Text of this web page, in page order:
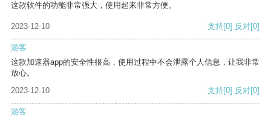
这款软件的功能非常强大，使用起来非常方便。
2023-12-10 支持[0] 反对[0]
游客
这款加速器app的安全性很高，使用过程中不会泄露个人信息，让我非常
放心。
2023-12-10
支持[0] 反对[0]
游客